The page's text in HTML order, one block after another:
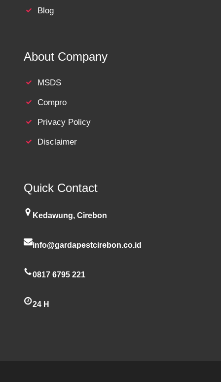
Blog
About Company
MSDS
Compro
Privacy Policy
Disclaimer
Quick Contact
Kedawung, Cirebon
info@gardapestcirebon.co.id
0817 6795 221
24 H